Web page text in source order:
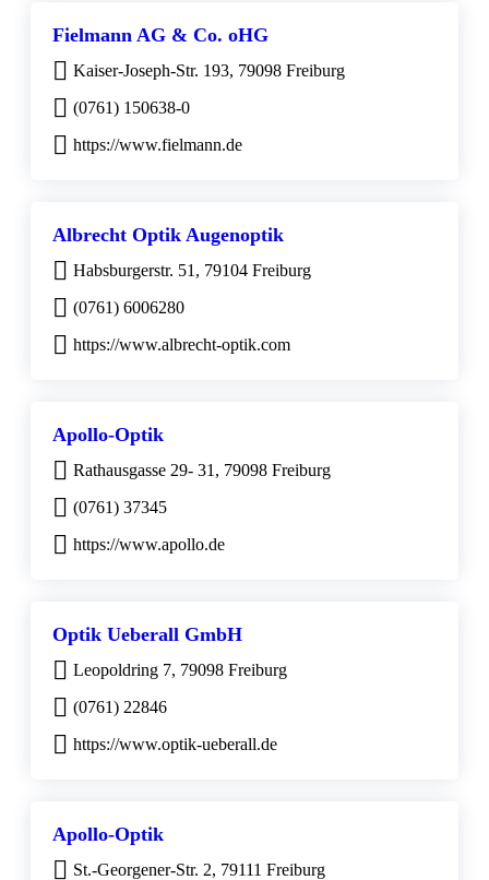
Fielmann AG & Co. oHG
Kaiser-Joseph-Str. 193, 79098 Freiburg
(0761) 150638-0
https://www.fielmann.de
Albrecht Optik Augenoptik
Habsburgerstr. 51, 79104 Freiburg
(0761) 6006280
https://www.albrecht-optik.com
Apollo-Optik
Rathausgasse 29- 31, 79098 Freiburg
(0761) 37345
https://www.apollo.de
Optik Ueberall GmbH
Leopoldring 7, 79098 Freiburg
(0761) 22846
https://www.optik-ueberall.de
Apollo-Optik
St.-Georgener-Str. 2, 79111 Freiburg